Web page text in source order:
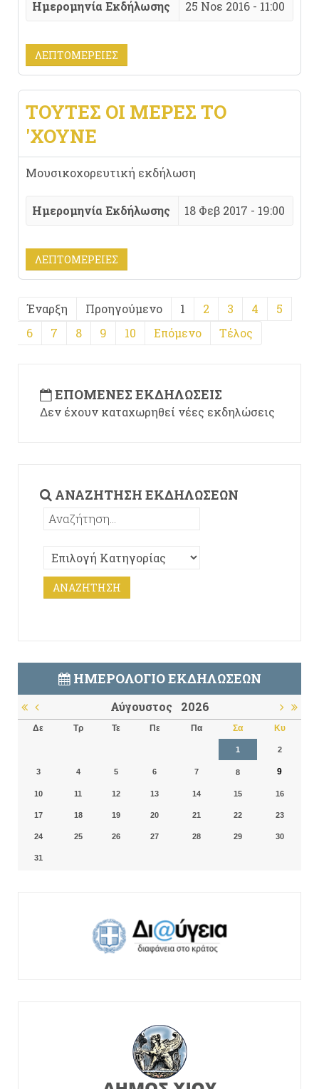
Ημερομηνία Εκδήλωσης 25 Νοε 2016 - 11:00
ΛΕΠΤΟΜΈΡΕΙΕΣ
ΤΟΥΤΕΣ ΟΙ ΜΕΡΕΣ ΤΟ
'ΧΟΥΝΕ
Μουσικοχορευτική εκδήλωση
Ημερομηνία Εκδήλωσης 18 Φεβ 2017 - 19:00
ΛΕΠΤΟΜΈΡΕΙΕΣ
Έναρξη Προηγούμενο 1 2 3 4
5
6
7 8 9 10 Επόμενο Τέλος
ΕΠΌΜΕΝΕΣ ΕΚΔΗΛΏΣΕΙΣ
Δεν έχουν καταχωρηθεί νέες εκδηλώσεις
ΑΝΑΖΉΤΗΣΗ ΕΚΔΗΛΏΣΕΩΝ
ΗΜΕΡΟΛΌΓΙΟ ΕΚΔΗΛΏΣΕΩΝ
Αύγουστος 2026
Δε Τρ Τε Πε Πα Σα Κυ
1 2
3 4 5 6 7 8 9
10 11 12 13 14 15 16
17 18 19 20 21 22 23
24 25 26 27 28 29 30
31